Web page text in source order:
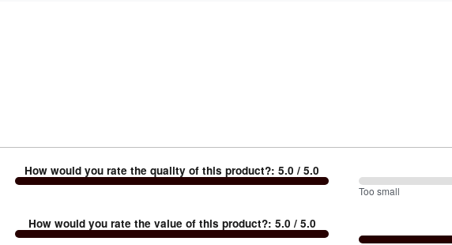
How would you rate the quality of this product?:5.0 / 5.0
How would you rate the value of this product?: 5.0 / 5.0
100%
Too
Too small